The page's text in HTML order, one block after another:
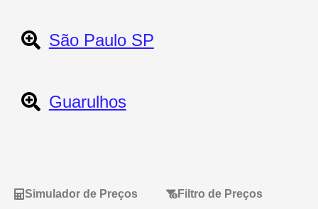
São Paulo SP
Guarulhos
Simulador de Preços Filtro de Preços